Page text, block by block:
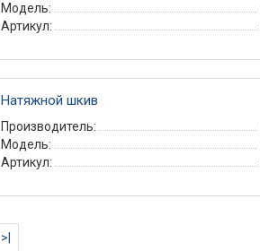
Модель:
Артикул:
Натяжной шкив
Производитель:
Модель:
Артикул:
>|